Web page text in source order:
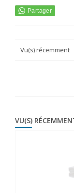
Vu(s) récemment
VU(S)